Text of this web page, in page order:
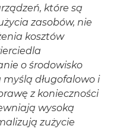
które są
zasobów, nie
kosztów
o środowisko
długofalowo i
z konieczności
wysoką
zużycie